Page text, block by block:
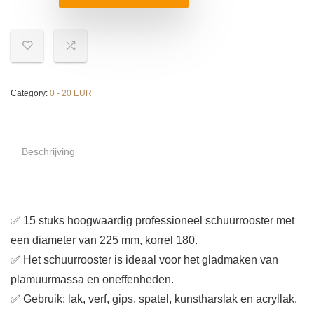
Category: 0 - 20 EUR
Beschrijving
✅ 15 stuks hoogwaardig professioneel schuurrooster met
een diameter van 225 mm, korrel 180.
✅ Het schuurrooster is ideaal voor het gladmaken van
plamuurmassa en oneffenheden.
✅ Gebruik: lak, verf, gips, spatel, kunstharslak en acryllak.